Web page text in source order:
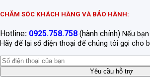
CHĂM SÓC KHÁCH HÀNG VÀ BẢO HÀNH:
Hotline: 0925.758.758 (hành chính) Nếu
Hãy để lại số điện thoại để chúng tôi gọi cho